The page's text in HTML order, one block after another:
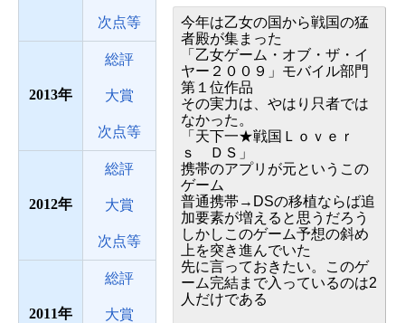
次点等
2013
総評
大賞
次点等
2012
総評
大賞
次点等
2011
総評
大賞
今年は乙女の国から戦国の猛
者殿が集まった
「乙女ゲーム・オブ・ザ・イ
ヤー２００９」モバイル部門
第１位作品
その実力は、やはり只者では
なかった。
「天下一★戦国Ｌｏｖｅｒ
ｓ ＤＳ」
携帯のアプリが元というこの
ゲーム
普通携帯→DSの移植ならば追
加要素が増えると思うだろう
しかしこのゲーム予想の斜め
上を突き進んでいた
先に言っておきたい。このゲ
ーム完結まで入っているのは2
人だけである